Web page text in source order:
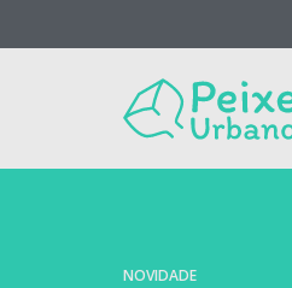
NOVIDADE